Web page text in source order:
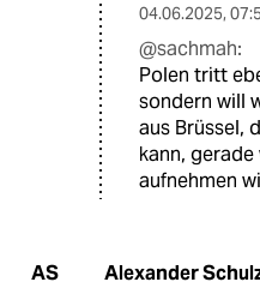
04.06.2025,
@sachmah:
Polen tritt
sondern will
aus Brüssel,
kann,
aufnehmen
AS Alexander